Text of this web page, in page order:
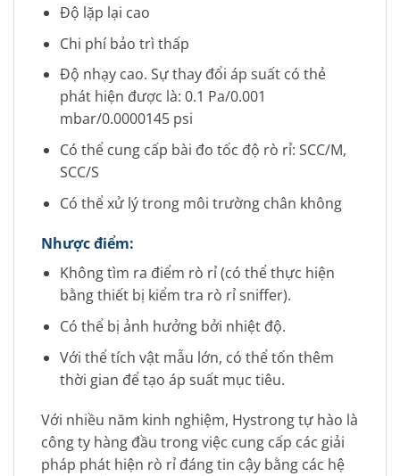
Độ lặp lại cao
Chi phí bảo trì thấp
Độ nhạy cao. Sự thay đổi áp suất có thẻ
phát hiện được là: 0.1 Pa/0.001
mbar/0.0000145 psi
Có thể cung cấp bài đo tốc độ rò rỉ: SCC/M,
SCC/S
Có thể xử lý trong môi trường chân không
Nhược điểm:
Không tìm ra điểm rò rỉ (có thể thực hiện
bằng thiết bị kiểm tra rò rỉ sniffer).
Có thể bị ảnh hưởng bởi nhiệt độ.
Với thể tích vật mẫu lớn, có thể tốn thêm
thời gian để tạo áp suất mục tiêu.
Với nhiều năm kinh nghiệm, Hystrong tự hào là
công ty hàng đầu trong việc cung cấp các giải
pháp phát hiện rò rỉ đáng tin cậy bằng các hệ